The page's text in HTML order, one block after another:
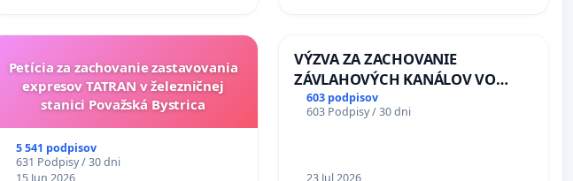
Petícia za zachovanie zastavovania
expresov TATRAN v železničnej
stanici Považská Bystrica
5 541 podpisov
631 Podpisy / 30 dni
15 Jun 2026
VÝZVA ZA ZACHOVANIE
ZÁVLAHOVÝCH KANÁLOV VO
VÝLUČNOM VLASTNÍCTVE A POD
KONTROLOU SLOVENSKEJ
603 podpisov
603 Podpisy / 30 dni
23 Jul 2026